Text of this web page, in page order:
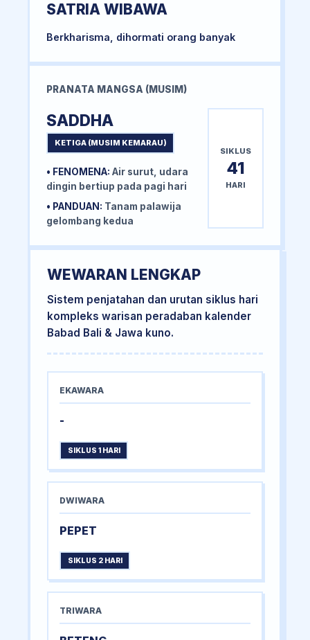
SATRIA WIBAWA
Berkharisma, dihormati orang banyak
PRANATA MANGSA (MUSIM)
SADDHA
KETIGA (MUSIM KEMARAU)
• FENOMENA: Air surut, udara
dingin bertiup pada pagi hari
• PANDUAN: Tanam palawija
gelombang kedua
SIKLUS
41
HARI
WEWARAN LENGKAP
Sistem penjatahan dan urutan siklus hari
kompleks warisan peradaban kalender
Babad Bali & Jawa kuno.
EKAWARA
-
SIKLUS 1 HARI
DWIWARA
PEPET
SIKLUS 2 HARI
TRIWARA